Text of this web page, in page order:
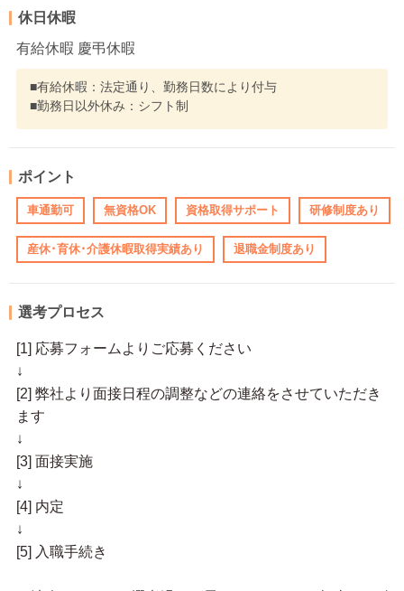
休日休暇
有給休暇 慶弔休暇
■有給休暇：法定通り、勤務日数により付与
■勤務日以外休み：シフト制
ポイント
車通勤可 無資格OK 資格取得サポート 研修制度あり
産休･育休･介護休暇取得実績あり 退職金制度あり
選考プロセス
[1] 応募フォームよりご応募ください
↓
[2] 弊社より面接日程の調整などの連絡をさせていただき
ます
↓
[3] 面接実施
↓
[4] 内定
↓
[5] 入職手続き